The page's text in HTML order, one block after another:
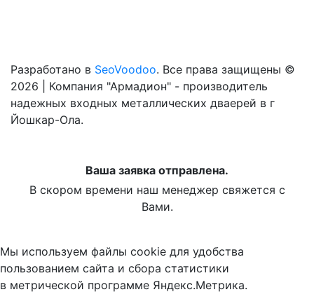
Разработано в SeoVoodoo. Все права защищены ©
2026 | Компания "Армадион" - производитель
надежных входных металлических дваерей в г
Йошкар-Ола.
Ваша заявка отправлена.
В скором времени наш менеджер свяжется с
Вами.
Мы используем файлы cookie для удобства
пользованием сайта и сбора статистики
в метрической программе Яндекс.Метрика.